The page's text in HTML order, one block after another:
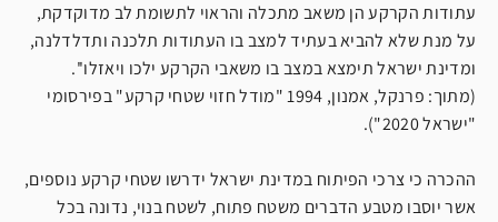
עתודות הקרקע הן משאב מתכלה והראוי לתשומת לב מדוקדקת,
על מנת שלא להביא בעתיד למצב בו העתודות תלכנה ותדלדלנה,
ומדינת ישראל תימצא במצב בו משאבי הקרקע ילכו ויאזלו''.
(מתוך: פרנקל, אמנון, 1994 "מודל חזוי שטחי קרקע" בפירסומי
"ישראל 2020").
ההכרה כי צרכי הפיתוח במדינת ישראל ידרשו שטחי קרקע נוספים,
אשר יוסבו מטבע הדברים משטח פתוח, לשטח בנוי, נדונה בכל